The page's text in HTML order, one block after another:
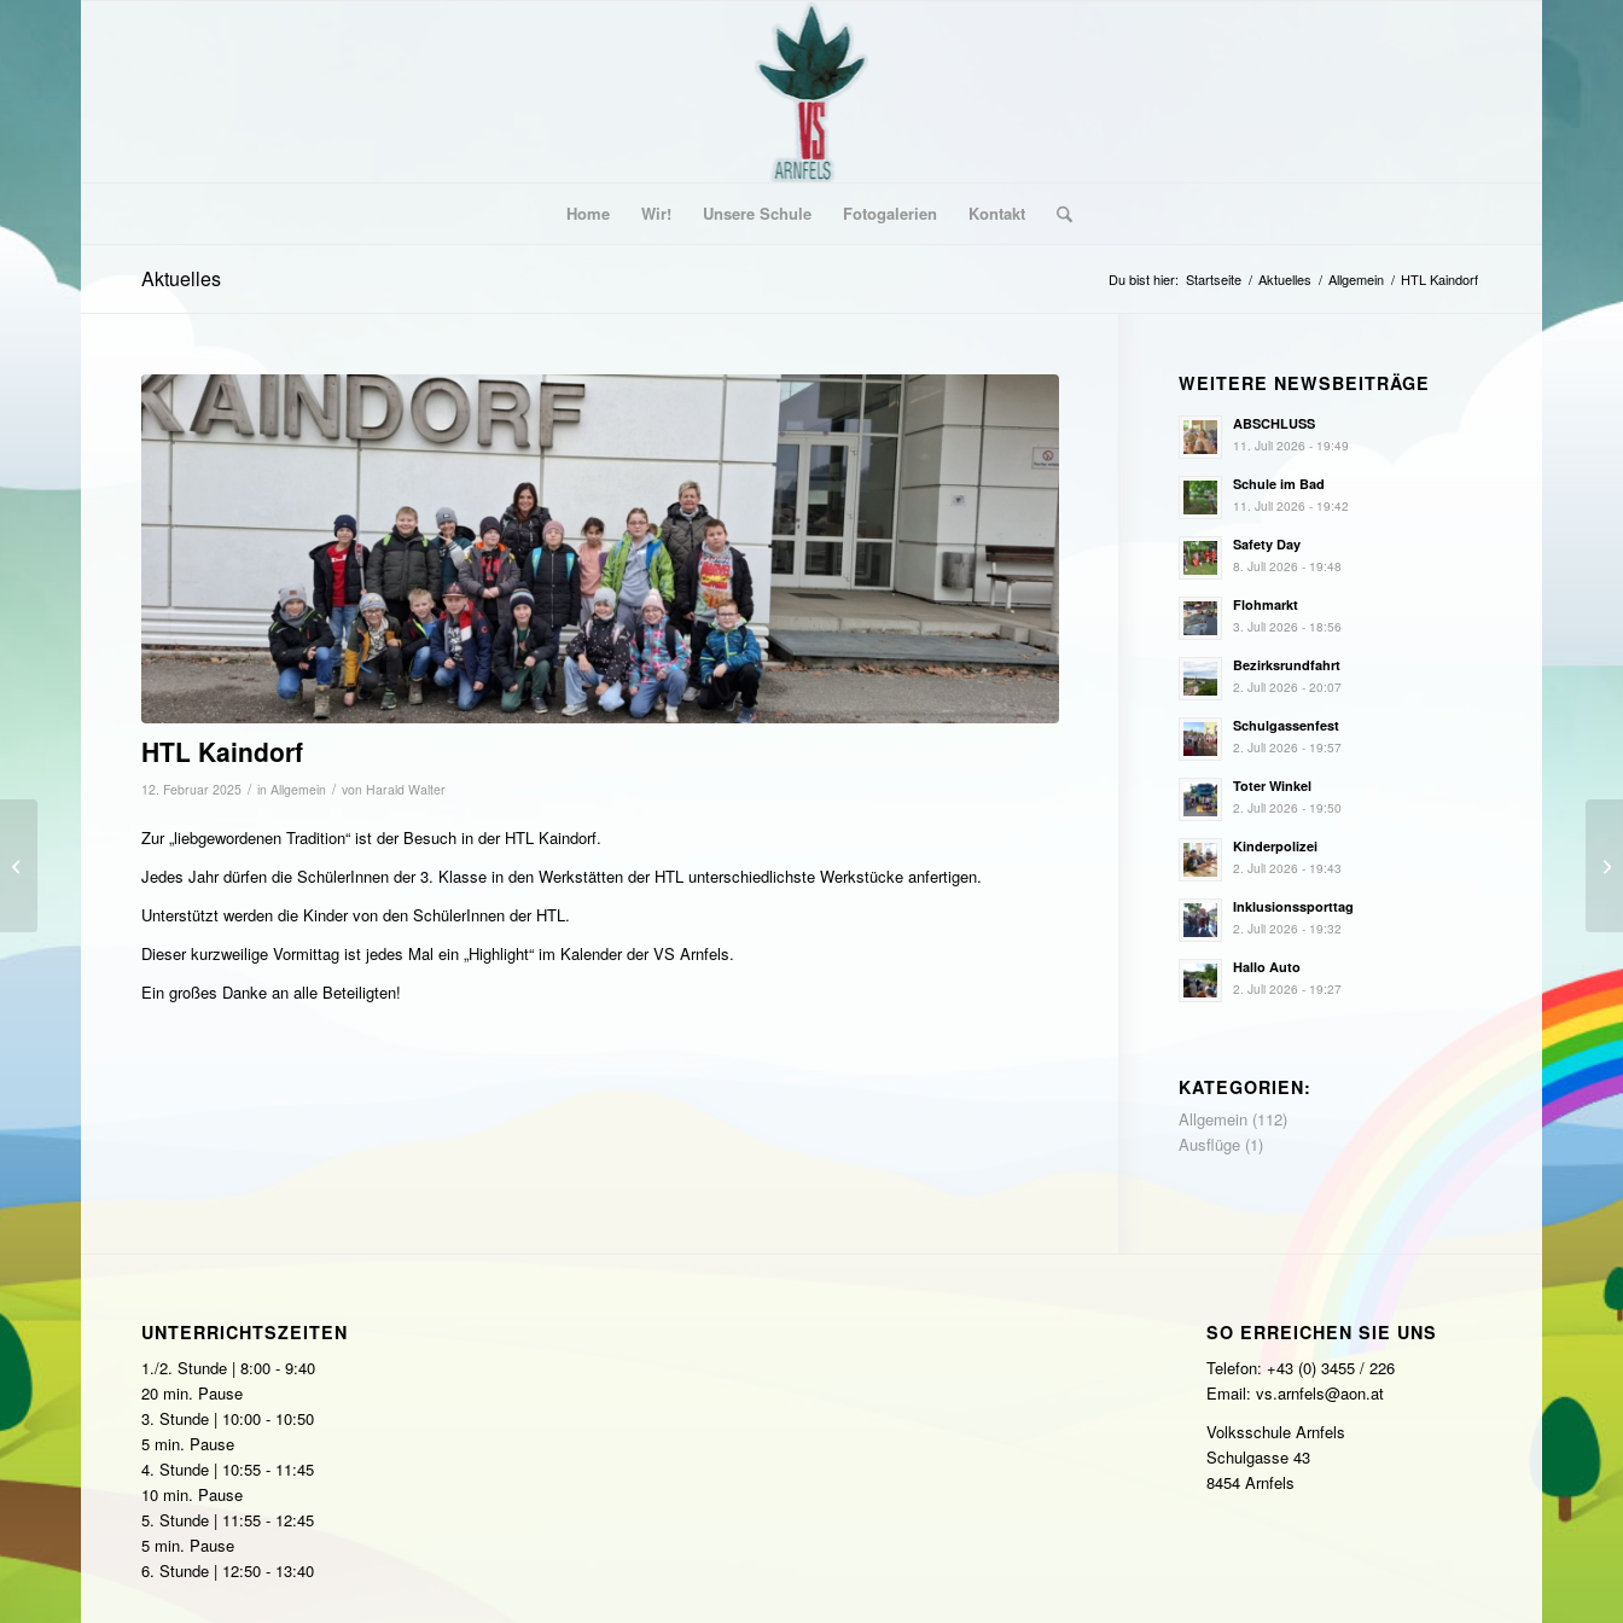
Home Wir! Unsere Schule Fotogalerien Kontakt
Aktuelles Du bist hier: Startseite / Aktuelles / Allgemein / HTL Kaindorf
HTL Kaindorf
12. Februar 2025 / inAllgemein / von Harald Walter
Zur „liebgewordenen Tradition“ ist der Besuch in der HTL Kaindorf.
Jedes Jahr dürfen die SchülerInnen der 3. Klasse in den Werkstätten der HTL unterschiedlichste Werkstücke anfertigen.
Unterstützt werden die Kinder von den SchülerInnen der HTL.
Dieser kurzweilige Vormittag ist jedes Mal ein „Highlight“ im Kalender der VS Arnfels.
Ein großes Danke an alle Beteiligten!
WEITERE NEWSBEITRÄGE
ABSCHLUSS
11. Juli 2026 - 19:49
Schule im Bad
11. Juli 2026 - 19:42
Safety Day
8. Juli 2026 - 19:48
Flohmarkt
3. Juli 2026 - 18:56
Bezirksrundfahrt
2. Juli 2026 - 20:07
Schulgassenfest
2. Juli 2026 - 19:57
Toter Winkel
2. Juli 2026 - 19:50
Kinderpolizei
2. Juli 2026 - 19:43
Inklusionssporttag
2. Juli 2026 - 19:32
Hallo Auto
2. Juli 2026 - 19:27
KATEGORIEN:
Allgemein (112)
Ausflüge (1)
UNTERRICHTSZEITEN
1./2. Stunde | 8:00 - 9:40
20 min. Pause
3. Stunde | 10:00 - 10:50
5 min. Pause
4. Stunde | 10:55 - 11:45
10 min. Pause
5. Stunde | 11:55 - 12:45
5 min. Pause
6. Stunde | 12:50 - 13:40
SO ERREICHEN SIE UNS
Telefon: +43 (0) 3455 / 226
Email: vs.arnfels@aon.at
Volksschule Arnfels
Schulgasse 43
8454 Arnfels